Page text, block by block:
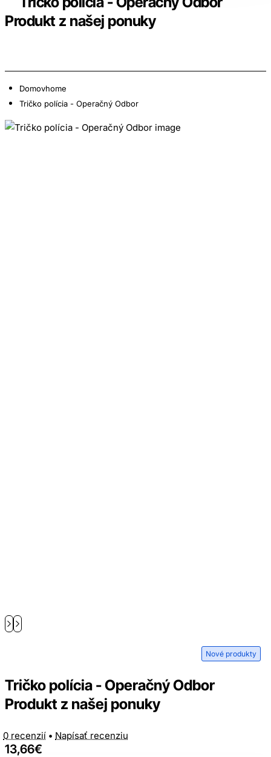
Produkt z našej ponuky
Domovhome
Tričko polícia - Operačný Odbor
Nové produkty
Tričko polícia - Operačný Odbor
Produkt z našej ponuky
0 recenzií • Napísať recenziu
13,66€